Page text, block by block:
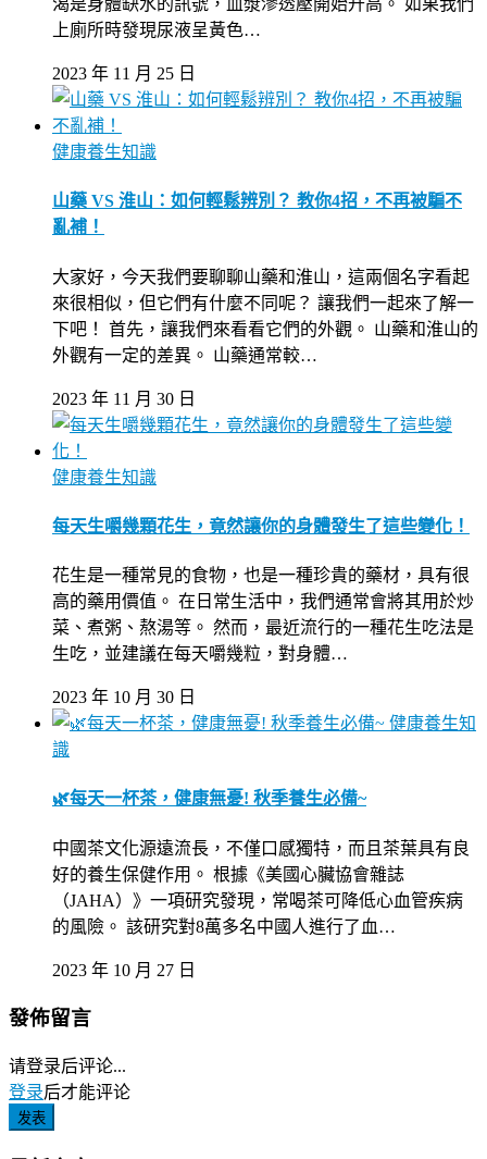
渴是身體缺水的訊號，血漿滲透壓開始升高。 如果我們
上廁所時發現尿液呈黃色…
2023 年 11 月 25 日
健康養生知識
山藥 VS 淮山：如何輕鬆辨別？ 教你4招，不再被騙不
亂補！
大家好，今天我們要聊聊山藥和淮山，這兩個名字看起
來很相似，但它們有什麼不同呢？ 讓我們一起來了解一
下吧！ 首先，讓我們來看看它們的外觀。 山藥和淮山的
外觀有一定的差異。 山藥通常較…
2023 年 11 月 30 日
健康養生知識
每天生嚼幾顆花生，竟然讓你的身體發生了這些變化！
花生是一種常見的食物，也是一種珍貴的藥材，具有很
高的藥用價值。 在日常生活中，我們通常會將其用於炒
菜、煮粥、熬湯等。 然而，最近流行的一種花生吃法是
生吃，並建議在每天嚼幾粒，對身體…
2023 年 10 月 30 日
健康養生知
識
🌿每天一杯茶，健康無憂! 秋季養生必備~
中國茶文化源遠流長，不僅口感獨特，而且茶葉具有良
好的養生保健作用。 根據《美國心臟協會雜誌
（JAHA）》一項研究發現，常喝茶可降低心血管疾病
的風險。 該研究對8萬多名中國人進行了血…
2023 年 10 月 27 日
發佈留言
请登录后评论...
登录后才能评论
发表